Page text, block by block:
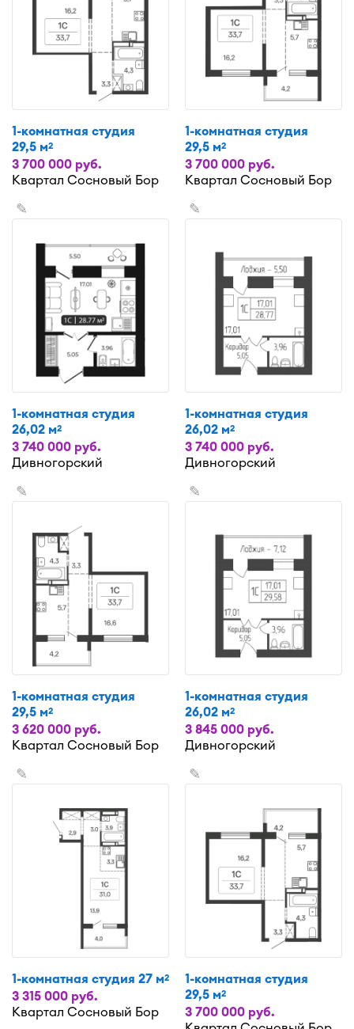
1-комнатная студия
29,5 м2
3 700 000 руб.
Квартал Сосновый Бор
1-комнатная студия
29,5 м2
3 700 000 руб.
Квартал Сосновый Бор
✎
1-комнатная студия
26,02 м2
3 740 000 руб.
Дивногорский
✎
1-комнатная студия
26,02 м2
3 740 000 руб.
Дивногорский
✎
1-комнатная студия
29,5 м2
3 620 000 руб.
Квартал Сосновый Бор
✎
1-комнатная студия
26,02 м2
3 845 000 руб.
Дивногорский
✎
1-комнатная студия 27 м2
3 315 000 руб.
Квартал Сосновый Бор
✎
1-комнатная студия
29,5 м2
3 700 000 руб.